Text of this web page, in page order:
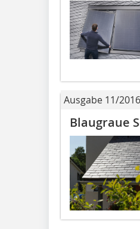
Ausgabe 11/2016
Blaugraue